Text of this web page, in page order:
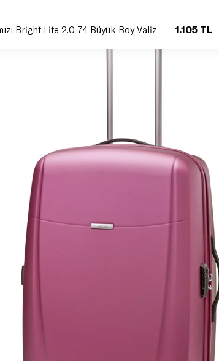
Bright Lite 2.0 74 Büyük Boy Valiz 1.105 TL